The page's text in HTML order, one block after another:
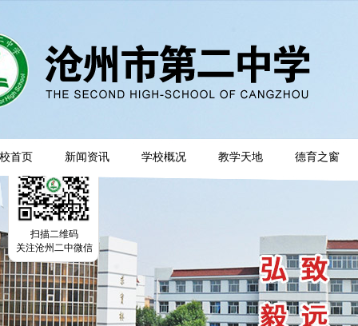
首页 新闻资讯 学校概况 教学天地 德育之窗
扫描二维码
关注沧州二中微信